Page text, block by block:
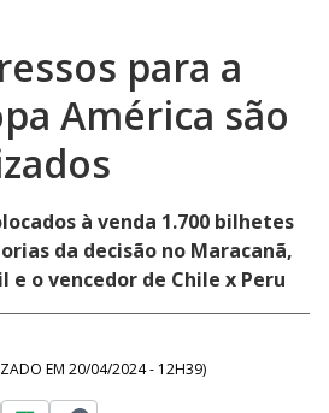
para a
América são
à venda 1.700 bilhetes
da decisão no Maracanã,
e o vencedor de Chile x Peru
EM 20/04/2024 - 12H39)